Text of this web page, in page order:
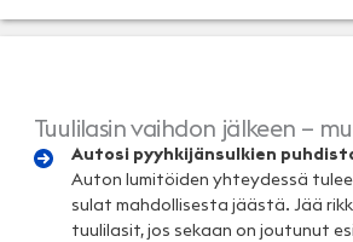
Tuulilasin vaihdon jälkeen –
Autosi pyyhkijänsulkien
Auton lumitöiden yhteydessä
sulat mahdollisesta jäästä. Jää
tuulilasit, jos sekaan on joutunut